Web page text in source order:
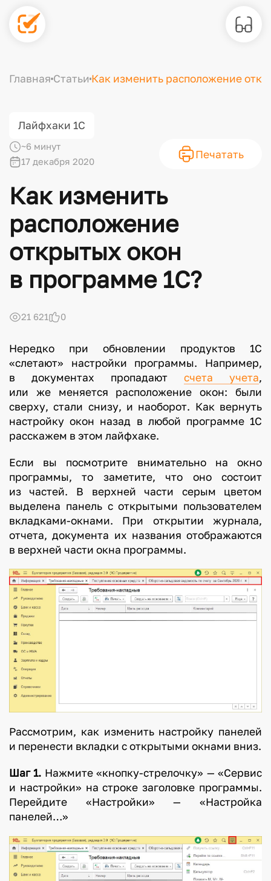
Главная Статьи Как изменить расположение
Лайфхаки 1С
~6 минут
17 декабря 2020
Печатать
Как изменить
расположение
открытых окон
в программе 1С?
21 621 0
Нередко при обновлении продуктов 1С
«слетают» настройки программы. Например,
в документах пропадаютсчета учета,
или же меняется расположение окон: были
сверху, стали снизу, и наоборот. Как вернуть
настройку окон назад в любой программе 1С
расскажем в этом лайфхаке.
Если вы посмотрите внимательно на окно
программы, то заметите, что оно состоит
из частей. В верхней части серым цветом
выделена панель с открытыми пользователем
вкладками-окнами. При открытии журнала,
отчета, документа их названия отображаются
в верхней части окна программы.
Рассмотрим, как изменить настройку панелей
и перенести вкладки с открытыми окнами вниз.
Шаг 1. Нажмите «кнопку-стрелочку» — «Сервис
и настройки» на строке заголовке программы.
Перейдите «Настройки» — «Настройка
панелей…»